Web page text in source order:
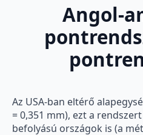
Angol-
Az USA-ban eltérő
= 0,351 mm), ezt a
befolyású országok is (a